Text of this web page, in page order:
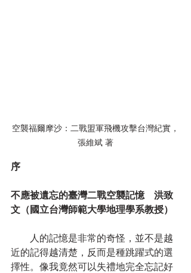
空襲福爾摩沙：二戰盟軍飛機攻擊台灣紀實，
張維斌 著
序
不應被遺忘的臺灣二戰空襲記憶　洪致
文（國立台灣師範大學地理學系教授）
人的記憶是非常的奇怪，並不是越
近的記得越清楚，反而是種跳躍式的選
擇性。像我竟然可以失禮地完全忘記好